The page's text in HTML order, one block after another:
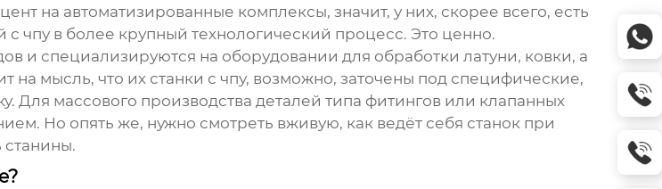
на автоматизированные комплексы, значит, у них, скорее всего, есть
с чпув более крупный технологический процесс. Это ценно.
и специализируются на оборудовании для обработки латуни, ковки, а
на мысль, что их станки с чпу, возможно, заточены под специфические,
Для массового производства деталей типа фитингов или клапанных
Но опять же, нужно смотреть вживую, как ведёт себя станок при
станины.